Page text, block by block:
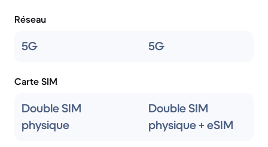
Réseau
5G 5G
Carte SIM
Double SIM
physique
Double SIM
physique + eSIM